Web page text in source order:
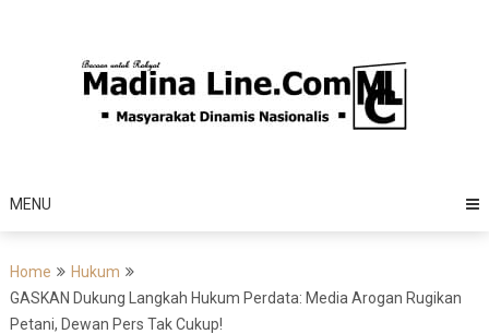
MENU
Home
Hukum
GASKAN Dukung Langkah Hukum Perdata: Media Arogan Rugikan
Petani, Dewan Pers Tak Cukup!